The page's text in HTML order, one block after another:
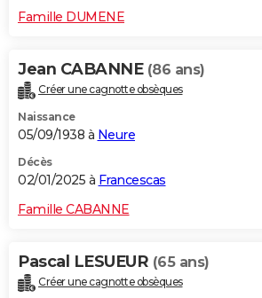
Famille DUMENE
Jean CABANNE (86 ans)
Créer une cagnotte obsèques
Naissance
05/09/1938 à Neure
Décès
02/01/2025 à Francescas
Famille CABANNE
Pascal LESUEUR (65 ans)
Créer une cagnotte obsèques